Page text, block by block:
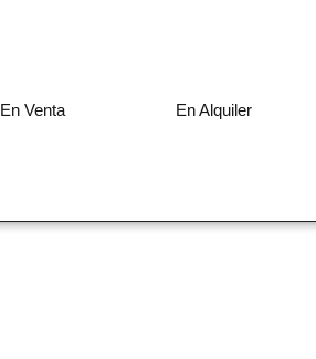
En Venta En Alquiler